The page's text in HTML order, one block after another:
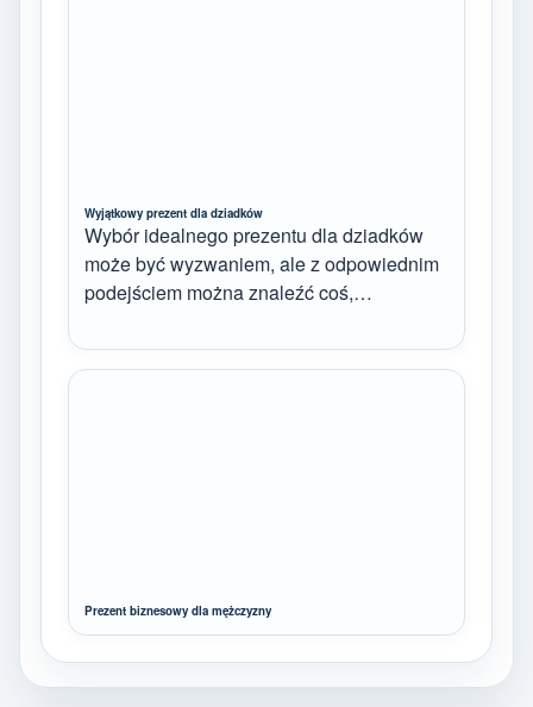
Wyjątkowy prezent dla dziadków
Wybór idealnego prezentu dla dziadków
może być wyzwaniem, ale z odpowiednim
podejściem można znaleźć coś,…
Prezent biznesowy dla mężczyzny